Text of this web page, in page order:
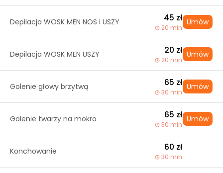
Depilacja WOSK MEN NOS i USZY 45 zł
20 min
Umów
Depilacja WOSK MEN USZY 20 zł
20 min
Umów
Golenie głowy brzytwą 65 zł
30 min
Umów
Golenie twarzy na mokro 65 zł
30 min
Umów
Konchowanie 60 zł
30 min